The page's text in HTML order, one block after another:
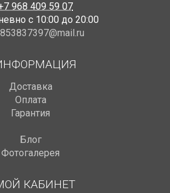
968 409 59 07
с 10:00 до 20:00
Доставка
Оплата
Гарантия
Блог
Фотогалерея
КАБИНЕТ